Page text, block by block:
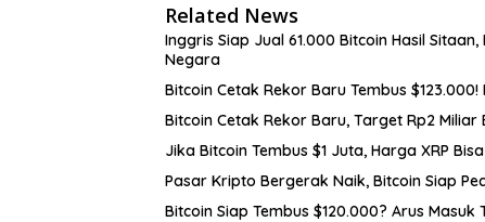
Related News
Inggris Siap Jual 61.000 Bitcoin Hasil
Negara
Bitcoin Cetak Rekor Baru Tembus
Bitcoin Cetak Rekor Baru, Target Rp2 Miliar
Jika Bitcoin Tembus $1 Juta, Harga XRP
Pasar Kripto Bergerak Naik, Bitcoin Siap
Bitcoin Siap Tembus $120.000? Arus Masuk